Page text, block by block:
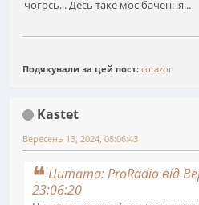
чогось... Десь таке моє бачення...
Подякували за цей пост: corazon
Kastet
Вересень 13, 2024, 08:06:43
Цитата: ProRadio від
23:06:20